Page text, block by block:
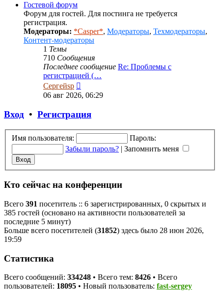
Гостевой форум
Форум для гостей. Для постинга не требуется
регистрация.
Модераторы: *Casper*, Модераторы, Техмодераторы,
Контент-модераторы
1 Темы
710 Сообщения
Последнее сообщение Re: Проблемы с
регистрацией (…
Сергейsp
к
06 авг 2026, 06:29
Вход • Регистрация
Имя пользователя:
Пароль:
Забыли пароль? | Запомнить меня
Кто сейчас на конференции
Всего 391 посетитель :: 6 зарегистрированных, 0 скрытых и
385 гостей (основано на активности пользователей за
последние 5 минут)
Больше всего посетителей (31852) здесь было 28 июн 2026,
19:59
Статистика
Всего сообщений: 334248 • Всего тем: 8426 • Всего
пользователей: 18095 • Новый пользователь: fast-sergey